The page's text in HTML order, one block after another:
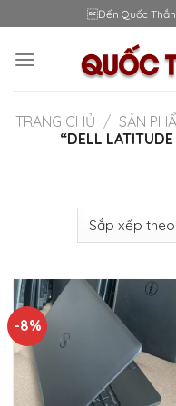
to
content
Đến Quốc
TRANG CHỦ / SẢN
“DELL
-8%